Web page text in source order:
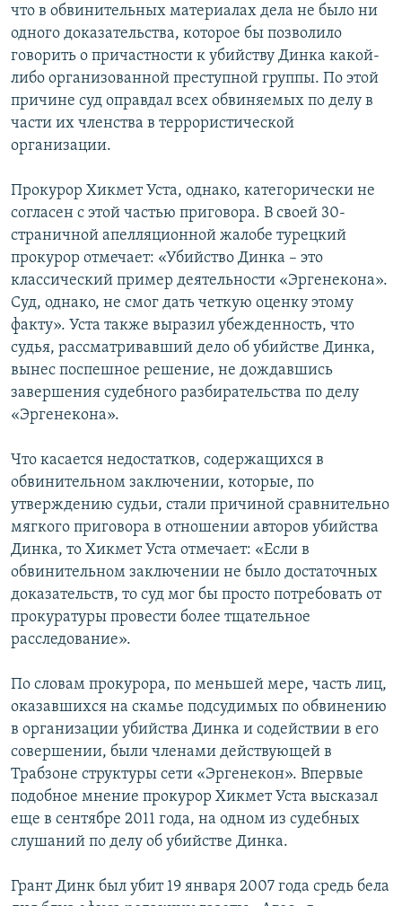
что в обвинительных материалах дела не было ни
одного доказательства, которое бы позволило
говорить о причастности к убийству Динка какой-
либо организованной преступной группы. По этой
причине суд оправдал всех обвиняемых по делу в
части их членства в террористической
организации.
Прокурор Хикмет Уста, однако, категорически не
согласен с этой частью приговора. В своей 30-
страничной апелляционной жалобе турецкий
прокурор отмечает: «Убийство Динка – это
классический пример деятельности «Эргенекона».
Суд, однако, не смог дать четкую оценку этому
факту». Уста также выразил убежденность, что
судья, рассматривавший дело об убийстве Динка,
вынес поспешное решение, не дождавшись
завершения судебного разбирательства по делу
«Эргенекона».
Что касается недостатков, содержащихся в
обвинительном заключении, которые, по
утверждению судьи, стали причиной сравнительно
мягкого приговора в отношении авторов убийства
Динка, то Хикмет Уста отмечает: «Если в
обвинительном заключении не было достаточных
доказательств, то суд мог бы просто потребовать от
прокуратуры провести более тщательное
расследование».
По словам прокурора, по меньшей мере, часть лиц,
оказавшихся на скамье подсудимых по обвинению
в организации убийства Динка и содействии в его
совершении, были членами действующей в
Трабзоне структуры сети «Эргенекон». Впервые
подобное мнение прокурор Хикмет Уста высказал
еще в сентябре 2011 года, на одном из судебных
слушаний по делу об убийстве Динка.
Грант Динк был убит 19 января 2007 года средь бела